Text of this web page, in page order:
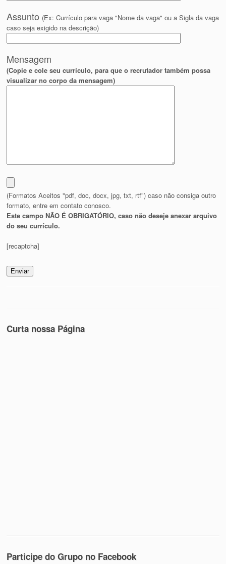
Assunto (Ex: Currículo para vaga "Nome da vaga" ou a Sigla da vaga
caso seja exigido na descrição)
Mensagem
(Copie e cole seu currículo, para que o recrutador também possa
visualizar no corpo da mensagem)
(Formatos Aceitos "pdf, doc, docx, jpg, txt, rtf") caso não consiga outro
formato, entre em contato conosco.
Este campo NÃO É OBRIGATÓRIO, caso não deseje anexar arquivo
do seu currículo.
[recaptcha]
Curta nossa Página
Participe do Grupo no Facebook